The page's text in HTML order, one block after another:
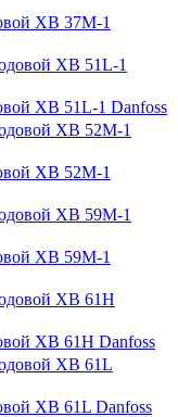
XB 37M-1
XB 51L-1 Danfoss
XB 52M-1
XB 59M-1
XB 61H Danfoss
XB 61L Danfoss